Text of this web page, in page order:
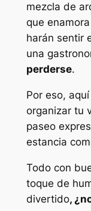
mezcla de
que
harán sentir
una
perderse.
Por eso,
organizar tu
paseo
estancia
Todo con
toque de
divertido,